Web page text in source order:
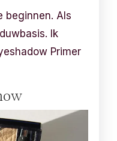
beginnen. Als
Ik
Primer